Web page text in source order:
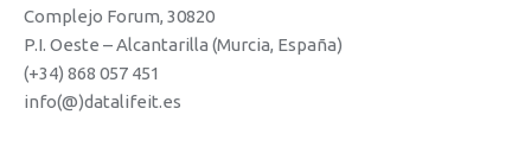
Complejo Forum, 30820
P.I. Oeste – Alcantarilla (Murcia, España)
(+34) 868 057 451
info(@)datalifeit.es